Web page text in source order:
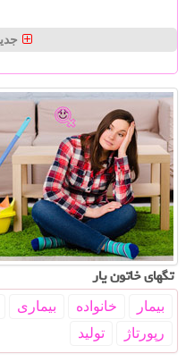
تگهای خاتون یار
بیمار خانواده بیماری
رپورتاژ
تولید